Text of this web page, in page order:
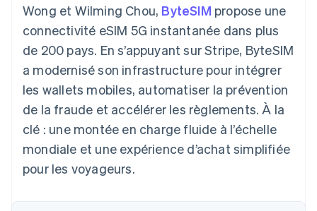
Moyens de
paiement
de 125
Terminal
personne
Authorization
Acceptation
optimisée
Paiements
Financial
Recognition
Comptabilité
automatisée
Stripe Sigma
Rapports
personnalisés
Data Pipeline
Synchronisation
des données
l’application
Gestion financière
Plateformes
Par secteur
Entreprises d'IA
Économie des
créateurs
Hôtellerie, voyages et
Gérer des
Proposer une
facturation à l'usage
Émettre des cartes
bancaires adossées à
des stablecoins
Fournir et gérer des
services avec des
agents
Entreprise
Feuille de route
produits
Sessions : conférence
annuelle
Carrières
Communiqués de
presse
Stripe Press
Wong et Wilming Chou, ByteSIM propose une
connectivité eSIM 5G instantanée dans plus
de 200 pays. En s’appuyant sur Stripe, ByteSIM
a modernisé son infrastructure pour intégrer
les wallets mobiles, automatiser la prévention
de la fraude et accélérer les règlements. À la
clé : une montée en charge fluide à l’échelle
mondiale et une expérience d’achat simplifiée
pour les voyageurs.